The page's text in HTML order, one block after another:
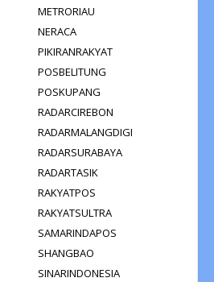
METRORIAU
NERACA
PIKIRANRAKYAT
POSBELITUNG
POSKUPANG
RADARCIREBON
RADARMALANGDIGI
RADARSURABAYA
RADARTASIK
RAKYATPOS
RAKYATSULTRA
SAMARINDAPOS
SHANGBAO
SINARINDONESIA